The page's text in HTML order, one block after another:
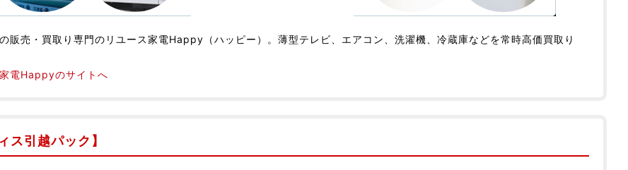
販売・買取り専門のリユース家電Happy（ハッピー）。薄型テレビ、エアコン、洗濯機、冷蔵庫などを常時高価買取り
電Happyのサイトへ
ス引越パック】